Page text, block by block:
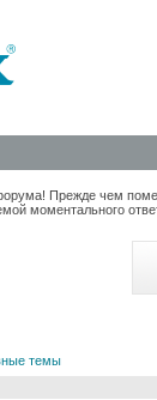
Прежде чем
моментального
темы